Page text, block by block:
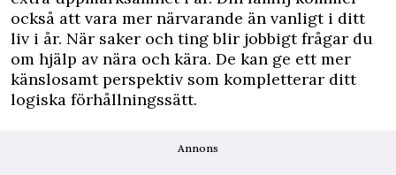
också att vara mer närvarande än vanligt i ditt
liv i år. När saker och ting blir jobbigt frågar du
om hjälp av nära och kära. De kan ge ett mer
känslosamt perspektiv som kompletterar ditt
logiska förhållningssätt.
Annons